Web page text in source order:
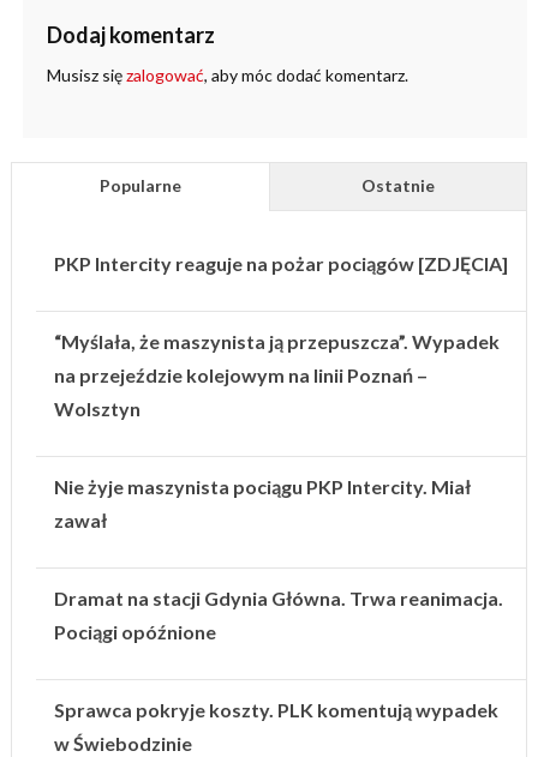
Dodaj komentarz
Musisz sięzalogować, aby móc dodać komentarz.
Popularne Ostatnie
PKP Intercity reaguje na pożar pociągów [ZDJĘCIA]
“Myślała, że maszynista ją przepuszcza”. Wypadek
na przejeździe kolejowym na linii Poznań –
Wolsztyn
Nie żyje maszynista pociągu PKP Intercity. Miał
zawał
Dramat na stacji Gdynia Główna. Trwa reanimacja.
Pociągi opóźnione
Sprawca pokryje koszty. PLK komentują wypadek
w Świebodzinie